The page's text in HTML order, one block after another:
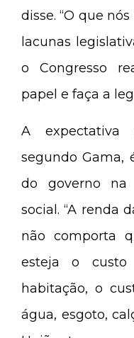
disse. “O que
lacunas
o Congresso
papel e faça a
A
segundo Gama,
do governo na
social. “A renda
não comporta
esteja o
habitação, o
água, esgoto,